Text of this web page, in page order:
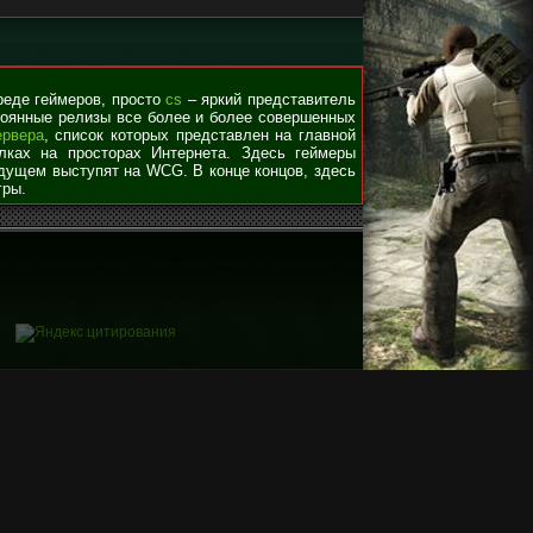
геймеров, простоcs – яркий представитель
релизы все более и более совершенных
, список которых представлен на главной
на просторах Интернета. Здесь геймеры
выступят на WCG. В конце концов, здесь